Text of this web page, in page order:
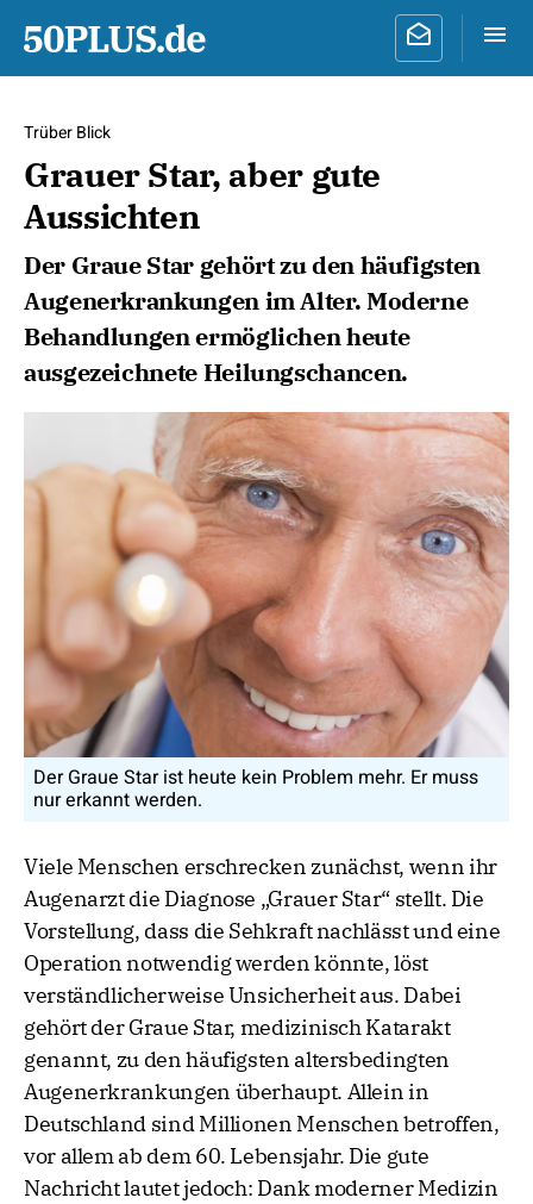
Trüber Blick
Grauer Star, aber gute
Aussichten
Der Graue Star gehört zu den häufigsten
Augenerkrankungen im Alter. Moderne
Behandlungen ermöglichen heute
ausgezeichnete Heilungschancen.
Der Graue Star ist heute kein Problem mehr. Er muss
nur erkannt werden.
Viele Menschen erschrecken zunächst, wenn ihr
Augenarzt die Diagnose „Grauer Star“ stellt. Die
Vorstellung, dass die Sehkraft nachlässt und eine
Operation notwendig werden könnte, löst
verständlicherweise Unsicherheit aus. Dabei
gehört der Graue Star, medizinisch Katarakt
genannt, zu den häufigsten altersbedingten
Augenerkrankungen überhaupt. Allein in
Deutschland sind Millionen Menschen betroffen,
vor allem ab dem 60. Lebensjahr. Die gute
Nachricht lautet jedoch: Dank moderner Medizin